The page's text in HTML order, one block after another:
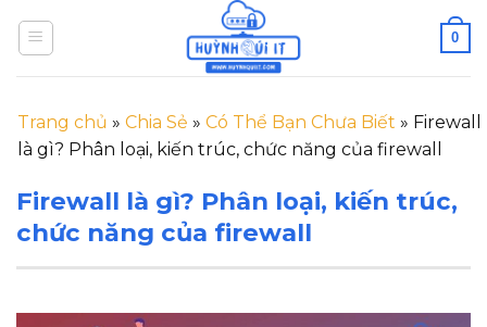
0
Trang chủ » Chia Sẻ » Có Thể Bạn Chưa Biết » Firewall
là gì? Phân loại, kiến trúc, chức năng của firewall
Firewall là gì? Phân loại, kiến trúc,
chức năng của firewall